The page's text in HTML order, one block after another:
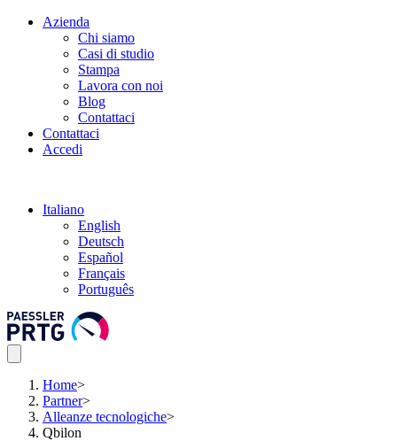
Azienda
Chi siamo
Casi di studio
Stampa
Lavora con noi
Blog
Contattaci
Contattaci
Accedi
Italiano
English
Deutsch
Español
Français
Português
Home>
Partner>
Alleanze tecnologiche>
Qbilon